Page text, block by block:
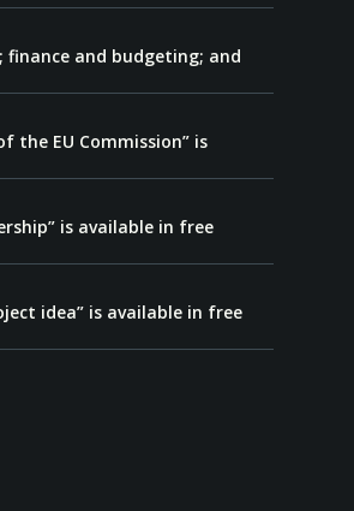
and budgeting; and
the EU Commission” is
is available in free
idea” is available in free